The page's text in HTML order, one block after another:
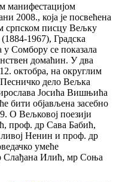
манифестацијом
2008., која је посвећена
српском писцу Вељку
1967), Градска
у Сомбору се показала
домаћин. У два
октобра, на округлим
дело Вељка
Јосића Вишњића
бити објављена засебно
О Вељковој поезији
проф. др Сава Бабић,
Ненин и проф. др
умеће
Слађана Илић, мр Соња